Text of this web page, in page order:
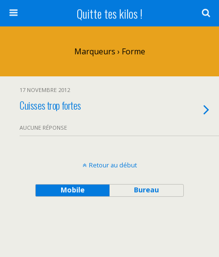
Quitte tes kilos !
Marqueurs › Forme
17 NOVEMBRE 2012
Cuisses trop fortes
AUCUNE RÉPONSE
Retour au début
Mobile Bureau